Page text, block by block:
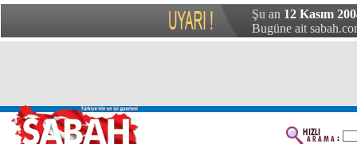
Şu an 12 Kasım
Bugüne ait